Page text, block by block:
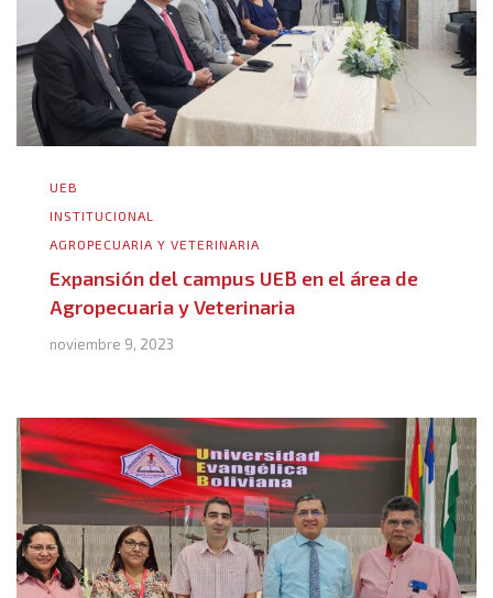
UEB
INSTITUCIONAL
AGROPECUARIA Y VETERINARIA
Expansión del campus UEB en el área de
Agropecuaria y Veterinaria
noviembre 9, 2023